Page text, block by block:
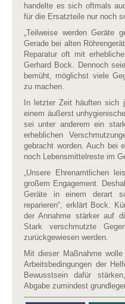
handelte es sich oftmals
für die Ersatzteile nur noch
„Teilweise werden Geräte
Gerade bei alten
Reparatur oft mit
Gerhard Bock. Dennoch
bemüht, möglichst viele
zu machen.
In letzter Zeit häuften sich
einem äußerst
sei unter anderem ein
erheblichen
gebracht worden. Auch bei
noch Lebensmittelreste im
„Unsere Ehrenamtlichen
großem Engagement.
Geräte in einem derart
reparieren“, erklärt Bock.
der Annahme stärker auf
Stark verschmutzte
zurückgewiesen werden.
Mit dieser Maßnahme
Arbeitsbedingungen der
Bewusstsein dafür
Abgabe zumindest